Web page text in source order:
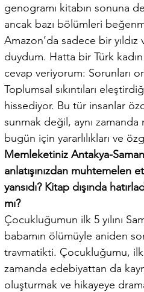
genogramı kitabın sonuna
ancak bazı bölümleri
Amazon’da sadece bir
duydum. Hatta bir Türk
cevap veriyorum: Sorunları
Toplumsal sıkıntıları
hissediyor. Bu tür insanlar
sunmak değil, aynı
bugün için yararlılıkları ve
Memleketiniz Antakya-
anlatışınızdan muhtemelen
yansıdı? Kitap dışında
mı?
Çocukluğumun ilk 5 yılını
babamın ölümüyle aniden
travmatikti. Çocukluğumu, ilk
zamanda edebiyattan da
oluşturmak ve hikayeye